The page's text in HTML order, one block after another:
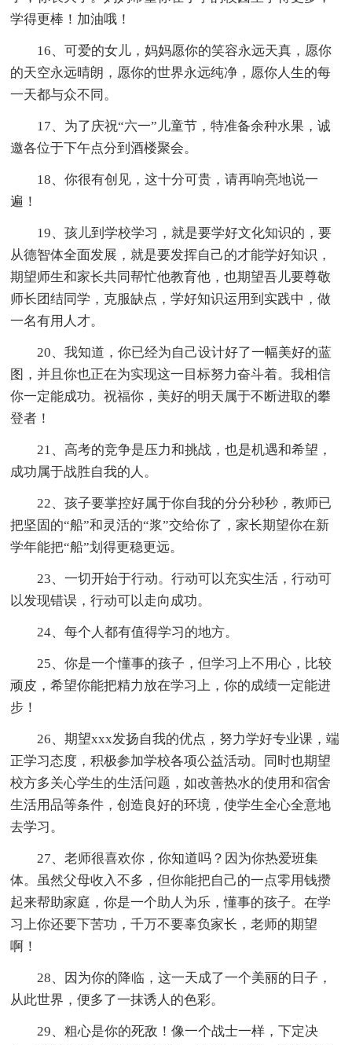
学得更棒！加油哦！
16、可爱的女儿，妈妈愿你的笑容永远天真，愿你
的天空永远晴朗，愿你的世界永远纯净，愿你人生的每
一天都与众不同。
17、为了庆祝“六一”儿童节，特准备余种水果，诚
邀各位于下午点分到酒楼聚会。
18、你很有创见，这十分可贵，请再响亮地说一
遍！
19、孩儿到学校学习，就是要学好文化知识的，要
从德智体全面发展，就是要发挥自己的才能学好知识，
期望师生和家长共同帮忙他教育他，也期望吾儿要尊敬
师长团结同学，克服缺点，学好知识运用到实践中，做
一名有用人才。
20、我知道，你已经为自己设计好了一幅美好的蓝
图，并且你也正在为实现这一目标努力奋斗着。我相信
你一定能成功。祝福你，美好的明天属于不断进取的攀
登者！
21、高考的竞争是压力和挑战，也是机遇和希望，
成功属于战胜自我的人。
22、孩子要掌控好属于你自我的分分秒秒，教师已
把坚固的“船”和灵活的“浆”交给你了，家长期望你在新
学年能把“船”划得更稳更远。
23、一切开始于行动。行动可以充实生活，行动可
以发现错误，行动可以走向成功。
24、每个人都有值得学习的地方。
25、你是一个懂事的孩子，但学习上不用心，比较
顽皮，希望你能把精力放在学习上，你的成绩一定能进
步！
26、期望xxx发扬自我的优点，努力学好专业课，端
正学习态度，积极参加学校各项公益活动。同时也期望
校方多关心学生的生活问题，如改善热水的使用和宿舍
生活用品等条件，创造良好的环境，使学生全心全意地
去学习。
27、老师很喜欢你，你知道吗？因为你热爱班集
体。虽然父母收入不多，但你能把自己的一点零用钱攒
起来帮助家庭，你是一个助人为乐，懂事的孩子。在学
习上你还要下苦功，千万不要辜负家长，老师的期望
啊！
28、因为你的降临，这一天成了一个美丽的日子，
从此世界，便多了一抹诱人的色彩。
29、粗心是你的死敌！像一个战士一样，下定决